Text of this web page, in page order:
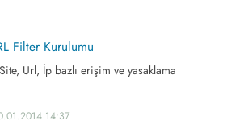
Filter Kurulumu
Url, İp bazlı erişim ve yasaklama
14:37